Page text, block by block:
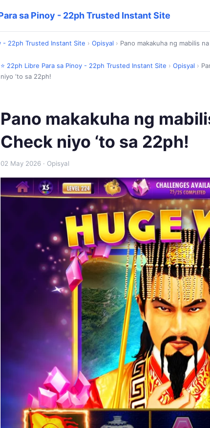
sa Pinoy - 22ph Trusted Instant Site
- 22ph Trusted Instant Site › Opisyal › Pano makakuha ng mabilis
⭐ 22ph Libre Para sa Pinoy - 22ph Trusted Instant Site › Opisyal ›
niyo ‘to sa 22ph!
Pano makakuha ng
Check niyo ‘to sa 22ph!
02 May 2026 · Opisyal